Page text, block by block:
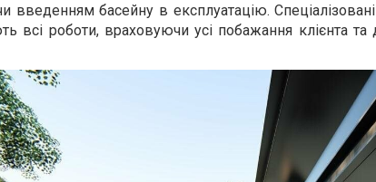
введенням басейну в експлуатацію.
всі роботи, враховуючи усі побажання клієнта